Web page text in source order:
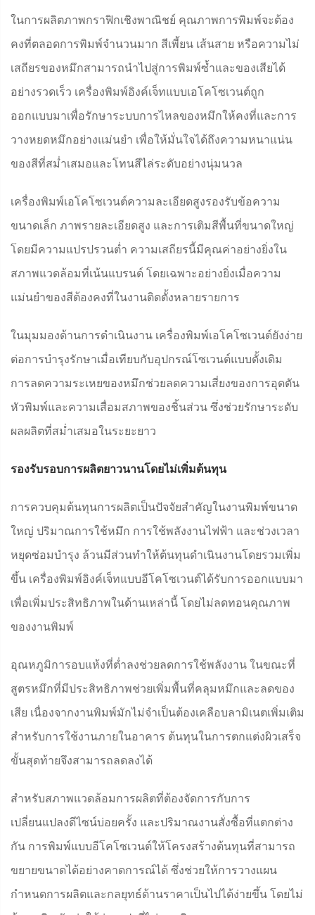
ในการผลิตภาพกราฟิกเชิงพาณิชย์ คุณภาพการพิมพ์จะต้อง
คงที่ตลอดการพิมพ์จำนวนมาก สีเพี้ยน เส้นสาย หรือความไม่
เสถียรของหมึกสามารถนำไปสู่การพิมพ์ซ้ำและของเสียได้
อย่างรวดเร็ว เครื่องพิมพ์อิงค์เจ็ทแบบเอโคโซเวนต์ถูก
ออกแบบมาเพื่อรักษาระบบการไหลของหมึกให้คงที่และการ
วางหยดหมึกอย่างแม่นยำ เพื่อให้มั่นใจได้ถึงความหนาแน่น
ของสีที่สม่ำเสมอและโทนสีไล่ระดับอย่างนุ่มนวล
เครื่องพิมพ์เอโคโซเวนต์ความละเอียดสูงรองรับข้อความ
ขนาดเล็ก ภาพรายละเอียดสูง และการเติมสีพื้นที่ขนาดใหญ่
โดยมีความแปรปรวนต่ำ ความเสถียรนี้มีคุณค่าอย่างยิ่งใน
สภาพแวดล้อมที่เน้นแบรนด์ โดยเฉพาะอย่างยิ่งเมื่อความ
แม่นยำของสีต้องคงที่ในงานติดตั้งหลายรายการ
ในมุมมองด้านการดำเนินงาน เครื่องพิมพ์เอโคโซเวนต์ยังง่าย
ต่อการบำรุงรักษาเมื่อเทียบกับอุปกรณ์โซเวนต์แบบดั้งเดิม
การลดความระเหยของหมึกช่วยลดความเสี่ยงของการอุดตัน
หัวพิมพ์และความเสื่อมสภาพของชิ้นส่วน ซึ่งช่วยรักษาระดับ
ผลผลิตที่สม่ำเสมอในระยะยาว
รองรับรอบการผลิตยาวนานโดยไม่เพิ่มต้นทุน
การควบคุมต้นทุนการผลิตเป็นปัจจัยสำคัญในงานพิมพ์ขนาด
ใหญ่ ปริมาณการใช้หมึก การใช้พลังงานไฟฟ้า และช่วงเวลา
หยุดซ่อมบำรุง ล้วนมีส่วนทำให้ต้นทุนดำเนินงานโดยรวมเพิ่ม
ขึ้น เครื่องพิมพ์อิงค์เจ็ทแบบอีโคโซเวนต์ได้รับการออกแบบมา
เพื่อเพิ่มประสิทธิภาพในด้านเหล่านี้ โดยไม่ลดทอนคุณภาพ
ของงานพิมพ์
อุณหภูมิการอบแห้งที่ต่ำลงช่วยลดการใช้พลังงาน ในขณะที่
สูตรหมึกที่มีประสิทธิภาพช่วยเพิ่มพื้นที่คลุมหมึกและลดของ
เสีย เนื่องจากงานพิมพ์มักไม่จำเป็นต้องเคลือบลามิเนตเพิ่มเติม
สำหรับการใช้งานภายในอาคาร ต้นทุนในการตกแต่งผิวเสร็จ
ขั้นสุดท้ายจึงสามารถลดลงได้
สำหรับสภาพแวดล้อมการผลิตที่ต้องจัดการกับการ
เปลี่ยนแปลงดีไซน์บ่อยครั้ง และปริมาณงานสั่งซื้อที่แตกต่าง
กัน การพิมพ์แบบอีโคโซเวนต์ให้โครงสร้างต้นทุนที่สามารถ
ขยายขนาดได้อย่างคาดการณ์ได้ ซึ่งช่วยให้การวางแผน
กำหนดการผลิตและกลยุทธ์ด้านราคาเป็นไปได้ง่ายขึ้น โดยไม่